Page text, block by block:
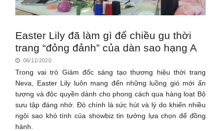
Easter Lily đã làm gì để chiều gu thời
trang “đỏng đảnh” của dàn sao hạng A
06/11/2020
Trong vai trò Giám đốc sáng tạo thương hiệu thời trang
Neva, Easter Lily luôn mang đến những luồng gió mới ấn
tượng và độc quyền dành cho phong cách qua hàng loạt Bộ
sưu tập đáng nhớ. Đó chính là sức hút và lý do khiến nhiều
ngôi sao khó tính của showbiz tin tưởng lựa chọn để đồng
hành.